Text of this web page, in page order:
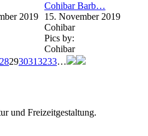
2019
Cohibar Barb…
15. November 2019
Cohibar
Pics by:
Cohibar
282930313233…
und Freizeitgestaltung.